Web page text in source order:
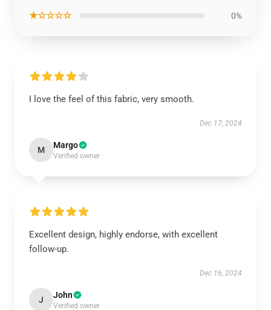
★☆☆☆☆ 0%
I love the feel of this fabric, very smooth.
Dec 17, 2024
M Margo
Verified owner
Excellent design, highly endorse, with excellent
follow-up.
Dec 16, 2024
J John
Verified owner